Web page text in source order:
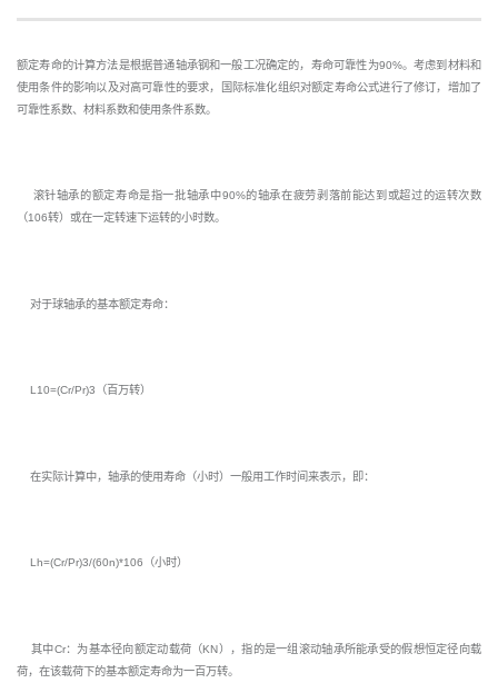
额定寿命的计算方法是根据普通轴承钢和一般工况确定的，寿命可靠性为90%。考虑到材料和
使用条件的影响以及对高可靠性的要求，国际标准化组织对额定寿命公式进行了修订，增加了
可靠性系数、材料系数和使用条件系数。
滚针轴承的额定寿命是指一批轴承中90%的轴承在疲劳剥落前能达到或超过的运转次数
（106转）或在一定转速下运转的小时数。
对于球轴承的基本额定寿命：
L10=(Cr/Pr)3（百万转）
在实际计算中，轴承的使用寿命（小时）一般用工作时间来表示，即：
Lh=(Cr/Pr)3/(60n)*106（小时）
其中Cr：为基本径向额定动载荷（KN），指的是一组滚动轴承所能承受的假想恒定径向载
荷，在该载荷下的基本额定寿命为一百万转。